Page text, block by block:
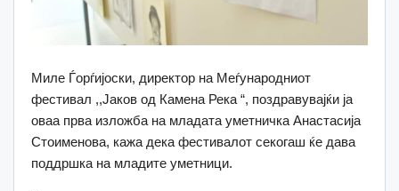
Миле Ѓорѓијоски, директор на Меѓународниот
фестивал ,,Јаков од Камена Река “, поздравувајќи ја
оваа прва изложба на младата уметничка Анастасија
Стоименова, кажа дека фестивалот секогаш ќе дава
поддршка на младите уметници.